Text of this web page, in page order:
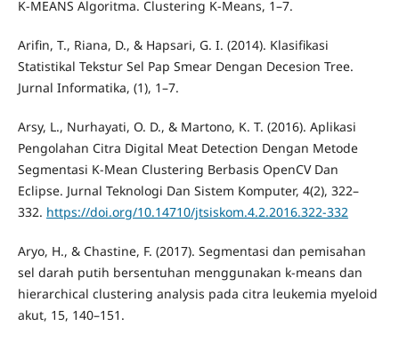
K-MEANS Algoritma. Clustering K-Means, 1–7.
Arifin, T., Riana, D., & Hapsari, G. I. (2014). Klasifikasi
Statistikal Tekstur Sel Pap Smear Dengan Decesion Tree.
Jurnal Informatika, (1), 1–7.
Arsy, L., Nurhayati, O. D., & Martono, K. T. (2016). Aplikasi
Pengolahan Citra Digital Meat Detection Dengan Metode
Segmentasi K-Mean Clustering Berbasis OpenCV Dan
Eclipse. Jurnal Teknologi Dan Sistem Komputer, 4(2), 322–
332. https://doi.org/10.14710/jtsiskom.4.2.2016.322-332
Aryo, H., & Chastine, F. (2017). Segmentasi dan pemisahan
sel darah putih bersentuhan menggunakan k-means dan
hierarchical clustering analysis pada citra leukemia myeloid
akut, 15, 140–151.